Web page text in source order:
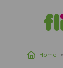
Kruimelpad
Home